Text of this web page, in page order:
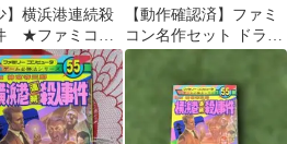
】横浜港連続殺
★ファミコン
【動作確認済】ファミ
コン名作セット ドラゴ
ンクエストII 探偵神宮